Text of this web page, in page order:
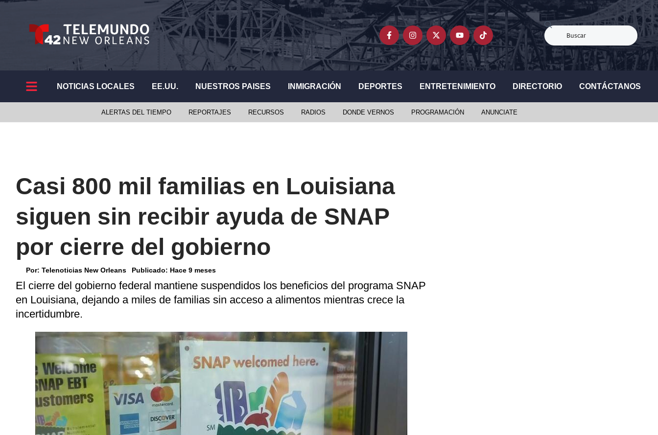
NOTICIAS LOCALES EE.UU. NUESTROS PAISES INMIGRACIÓN DEPORTES ENTRETENIMIENTO DIRECTORIO CONTÁCTANOS
ALERTAS DEL TIEMPO REPORTAJES RECURSOS RADIOS DONDE VERNOS PROGRAMACIÓN ANUNCIATE
Casi 800 mil familias en Louisiana
siguen sin recibir ayuda de SNAP
por cierre del gobierno
Por: Telenoticias New Orleans Publicado: Hace 9 meses
El cierre del gobierno federal mantiene suspendidos los beneficios del programa SNAP
en Louisiana, dejando a miles de familias sin acceso a alimentos mientras crece la
incertidumbre.